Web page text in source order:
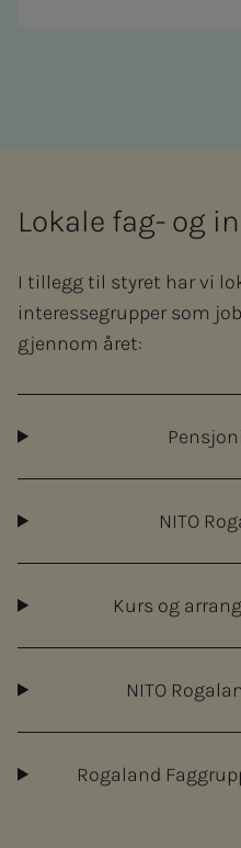
Lokale fag- og
I tillegg til styret har vi
interessegrupper som
gjennom året:
NITO
Kurs og
NITO
Rogaland